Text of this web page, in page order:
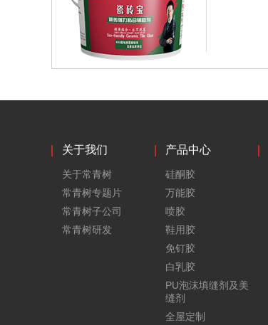
关于我们
关于常青树
常青树专题片
常青树子公司
常青树研发
产品中心
硅酮胶
万能胶
喷胶
鞋用胶
免钉胶
白乳胶
PU泡沫填缝剂及美
缝剂
全屋定制